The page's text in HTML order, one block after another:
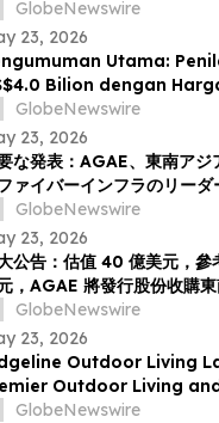
격 적용하며 동남아 희소 광섬
Fiber-Optic
인수 위해 신주 발행 --
결합한 글로벌 AI 광네트워
GlobeNewswire
23, 2026
Utama:
Bilion dengan
Sesaham, AGAE
Saham bagi
sebuah
Optik Strategik di
Strategik ini akan
GlobeNewswire
23, 2026
な発表：AGAE、東南アジ
ァイバーインフラのリーダ
ルートを買収するため株式を
ーティング + 光伝送」を融
ネットワークプラットフ
値は40億米ドル (約6370
たり10.00米ドル (約1592
GlobeNewswire
23, 2026
公告：估值 40 億美元，
，AGAE 將發行股份收購東
施領導者 HyalRoute，轉型
輸」的環球人工智能光網絡
GlobeNewswire
23, 2026
Outdoor Living
Outdoor Living
Services in
GlobeNewswire